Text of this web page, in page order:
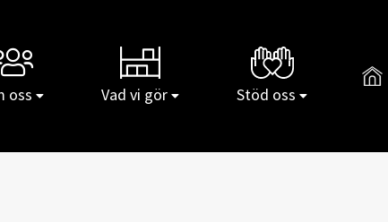
oss Vad vi gör Stöd oss Gå